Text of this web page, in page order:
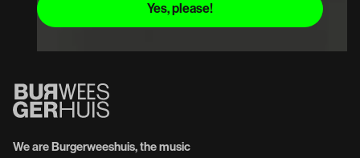
We are Burgerweeshuis, the music